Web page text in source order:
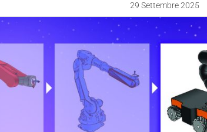
29 Settembre 2025